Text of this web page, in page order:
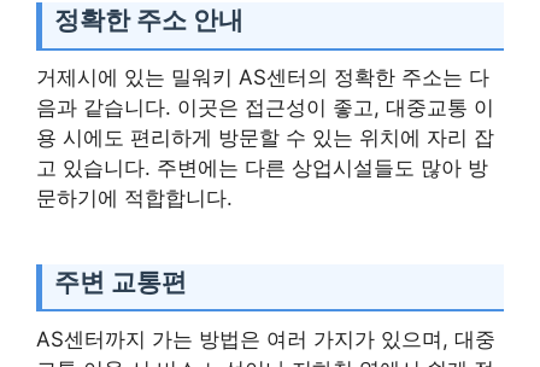
정확한 주소 안내
거제시에 있는 밀워키 AS센터의 정확한 주소는 다
음과 같습니다. 이곳은 접근성이 좋고, 대중교통 이
용 시에도 편리하게 방문할 수 있는 위치에 자리 잡
고 있습니다. 주변에는 다른 상업시설들도 많아 방
문하기에 적합합니다.
주변 교통편
AS센터까지 가는 방법은 여러 가지가 있으며, 대중